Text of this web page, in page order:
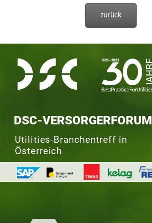
zurück
DSC-VERSORGERFORUM
Utilities-Branchentreff in
Österreich